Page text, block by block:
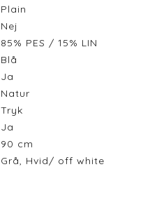
Plain
Nej
85% PES / 15% LIN
Blå
Ja
Natur
Tryk
Ja
90 cm
Grå, Hvid/ off white